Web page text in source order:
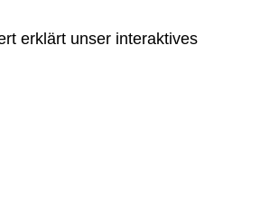
erklärt unser interaktives